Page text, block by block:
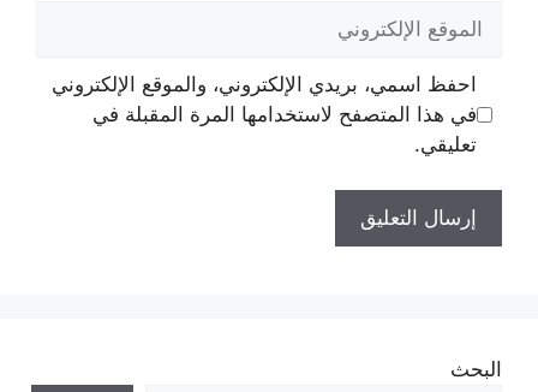
احفظ اسمي، بريدي الإلكتروني، والموقع الإلكتروني
في هذا المتصفح لاستخدامها المرة المقبلة في
تعليقي.
البحث